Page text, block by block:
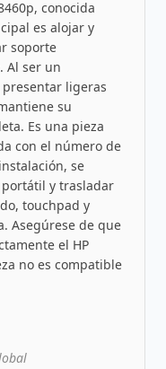
conocida
es alojar y
soporte
Al ser un
ligeras
su
Es una pieza
con el número de
se
y trasladar
touchpad y
Asegúrese de que
el HP
no es compatible